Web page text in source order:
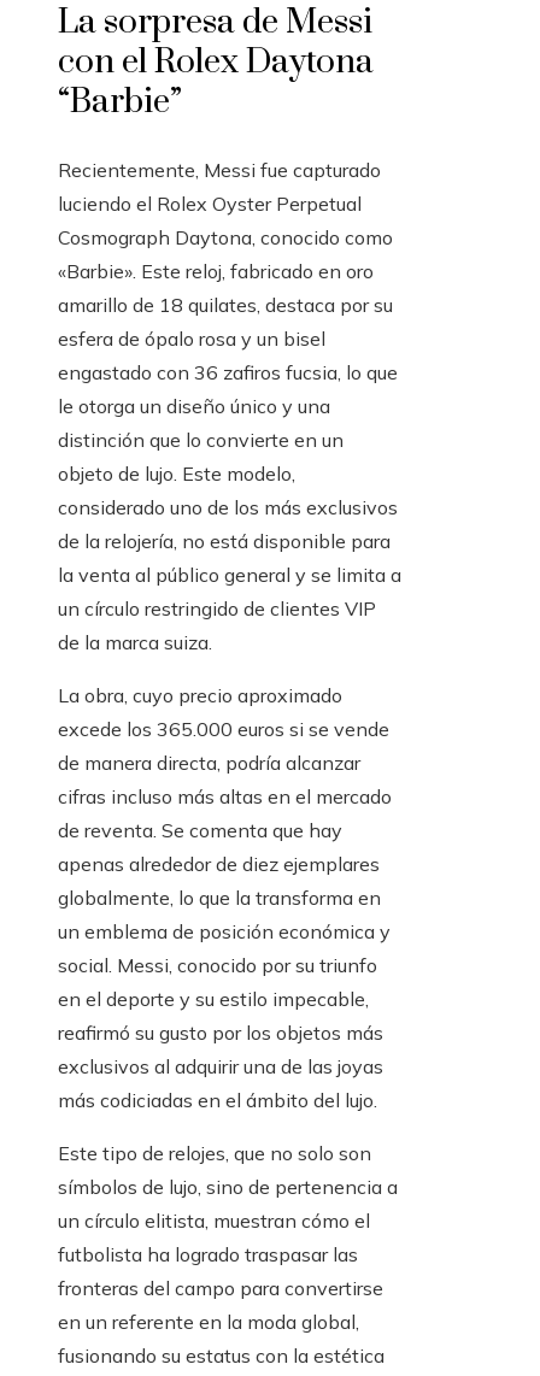
La sorpresa de Messi
con el Rolex Daytona
“Barbie”
Recientemente, Messi fue capturado
luciendo el Rolex Oyster Perpetual
Cosmograph Daytona, conocido como
«Barbie». Este reloj, fabricado en oro
amarillo de 18 quilates, destaca por su
esfera de ópalo rosa y un bisel
engastado con 36 zafiros fucsia, lo que
le otorga un diseño único y una
distinción que lo convierte en un
objeto de lujo. Este modelo,
considerado uno de los más exclusivos
de la relojería, no está disponible para
la venta al público general y se limita a
un círculo restringido de clientes VIP
de la marca suiza.
La obra, cuyo precio aproximado
excede los 365.000 euros si se vende
de manera directa, podría alcanzar
cifras incluso más altas en el mercado
de reventa. Se comenta que hay
apenas alrededor de diez ejemplares
globalmente, lo que la transforma en
un emblema de posición económica y
social. Messi, conocido por su triunfo
en el deporte y su estilo impecable,
reafirmó su gusto por los objetos más
exclusivos al adquirir una de las joyas
más codiciadas en el ámbito del lujo.
Este tipo de relojes, que no solo son
símbolos de lujo, sino de pertenencia a
un círculo elitista, muestran cómo el
futbolista ha logrado traspasar las
fronteras del campo para convertirse
en un referente en la moda global,
fusionando su estatus con la estética